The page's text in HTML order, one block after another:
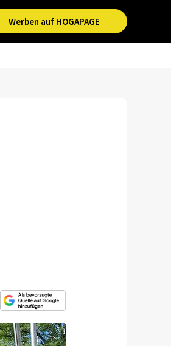
Werben auf HOGAPAGE